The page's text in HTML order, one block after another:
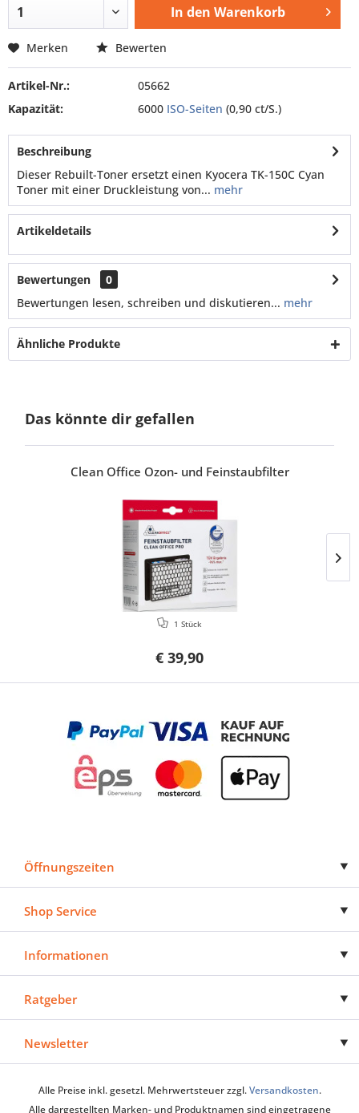
In den Warenkorb
Merken Bewerten
Artikel-Nr.:
05662
Kapazität:
6000 ISO-Seiten (0,90 ct/S.)
Beschreibung
Dieser Rebuilt-Toner ersetzt einen Kyocera TK-150C Cyan
Toner mit einer Druckleistung von... mehr
Artikeldetails
Bewertungen
0
Bewertungen lesen, schreiben und diskutieren... mehr
Ähnliche Produkte
Das könnte dir gefallen
Clean Office Ozon- und Feinstaubfilter
€ 39,90
1 Stück
Öffnungszeiten
Shop Service
Informationen
Ratgeber
Newsletter
Alle Preise inkl. gesetzl. Mehrwertsteuer zzgl.Versandkosten.
Alle dargestellten Marken- und Produktnamen sind eingetragene